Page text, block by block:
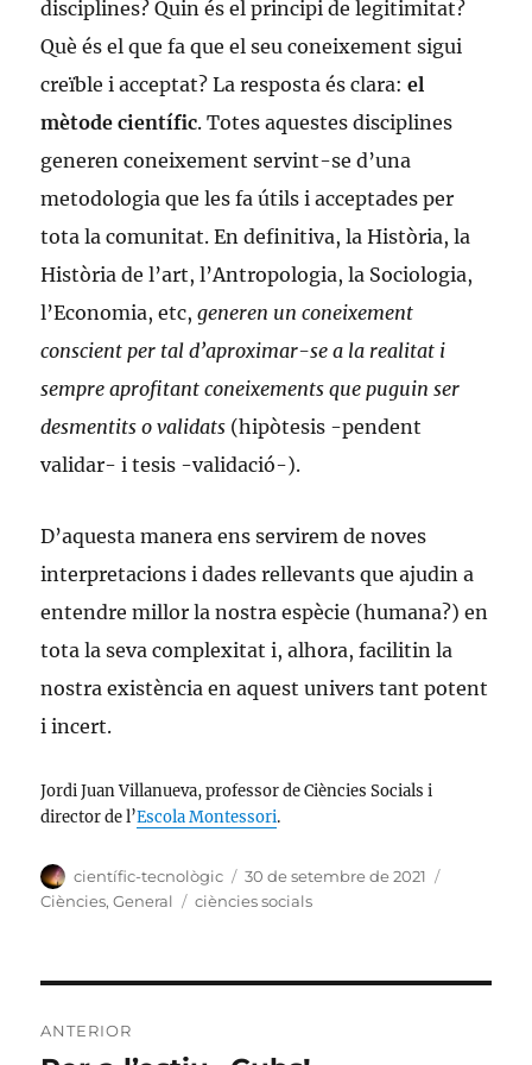
disciplines? Quin és el principi de legitimitat?
Què és el que fa que el seu coneixement sigui
creïble i acceptat? La resposta és clara:el
mètode científic. Totes aquestes disciplines
generen coneixement servint-se d’una
metodologia que les fa útils i acceptades per
tota la comunitat. En definitiva, la Història, la
Història de l’art, l’Antropologia, la Sociologia,
l’Economia, etc,generen un coneixement
conscient per tal d’aproximar-se a la realitat i
sempre aprofitant coneixements que puguin ser
desmentits o validats (hipòtesis -pendent
validar- i tesis -validació-).
D’aquesta manera ens servirem de noves
interpretacions i dades rellevants que ajudin a
entendre millor la nostra espècie (humana?) en
tota la seva complexitat i, alhora, facilitin la
nostra existència en aquest univers tant potent
i incert.
Jordi Juan Villanueva, professor de Ciències Socials i
director de l’Escola Montessori.
Autor
científic-tecnològic
Publicat
el
30 de setembre de 2021
Ciències,General Etiquetes
ciències socials
ANTERIOR